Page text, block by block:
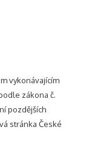
vykonávajícím
zákona č.
pozdějších
stránka České